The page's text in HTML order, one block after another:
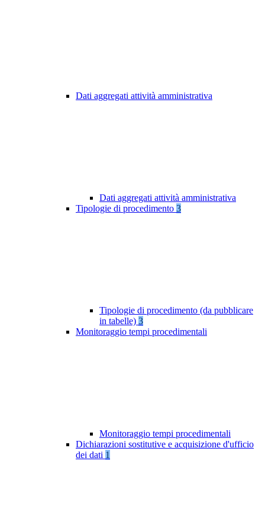
Dati aggregati attività amministrativa
Dati aggregati attività amministrativa
Tipologie di procedimento 3
Tipologie di procedimento (da pubblicare
in tabelle) 3
Monitoraggio tempi procedimentali
Monitoraggio tempi procedimentali
Dichiarazioni sostitutive e acquisizione d'ufficio
dei dati 1